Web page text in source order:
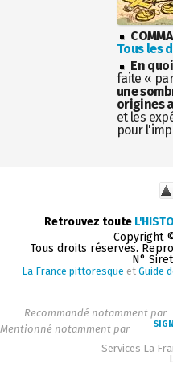
Tous les
En
faite «
une
origines
et les
pour
Retrouvez toute
Copyright
Tous droits réservés.
N°
La France pittoresque et Guide
Recommandé notamment par
Mentionné notamment par
Services La